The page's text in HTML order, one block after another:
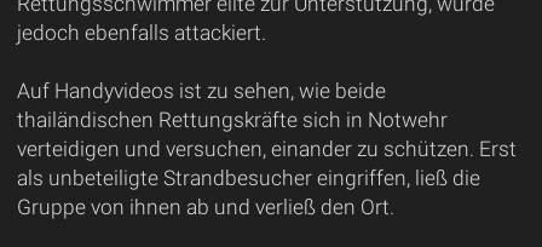
jedoch ebenfalls attackiert.
Auf Handyvideos ist zu sehen, wie beide
thailändischen Rettungskräfte sich in Notwehr
verteidigen und versuchen, einander zu schützen. Erst
als unbeteiligte Strandbesucher eingriffen, ließ die
Gruppe von ihnen ab und verließ den Ort.